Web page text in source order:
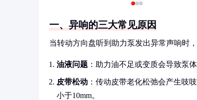
一、异响的三大常见原因
当转动方向盘听到助力泵发出异常声响时
油液问题 ：助力油不足或变质会导致泵
皮带松动 ：传动皮带老化松弛会产生吱
小于10mm。